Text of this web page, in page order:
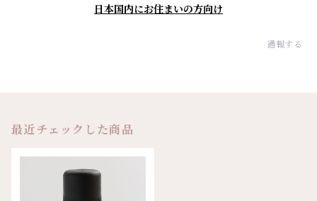
日本国内にお住まいの方向け
通報する
最近チェックした商品